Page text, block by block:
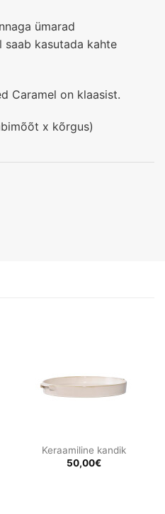
ümarad
saab kasutada kahte
Caramel on klaasist.
x kõrgus)
Keraamiline kandik
50,00€